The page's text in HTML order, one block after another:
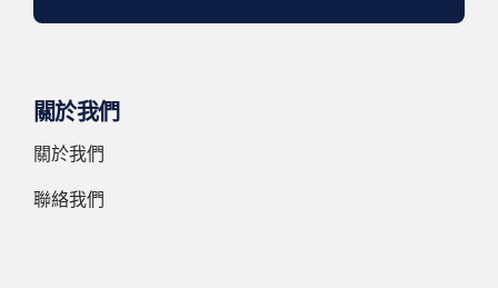
關於我們
關於我們
聯絡我們